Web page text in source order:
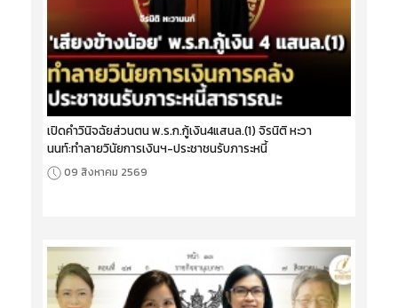
เปิดคำวินิจฉัยส่วนตน พ.ร.ก.กู้เงิน4แสนล.(1) จิรนิติ หะวา
นนท์:ทำลายวินัยการเงินฯ-ประชาชนรับภาระหนี้
09 สิงหาคม 2569